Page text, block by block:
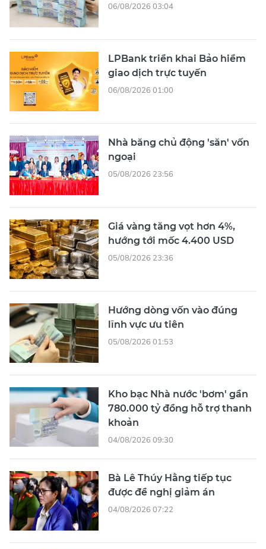
06/08/2026 03:04
LPBank triển khai Bảo hiểm
giao dịch trực tuyến
06/08/2026 01:00
Nhà băng chủ động 'săn' vốn
ngoại
05/08/2026 23:56
Giá vàng tăng vọt hơn 4%,
hướng tới mốc 4.400 USD
05/08/2026 23:36
Hướng dòng vốn vào đúng
lĩnh vực ưu tiên
05/08/2026 01:53
Kho bạc Nhà nước 'bơm' gần
780.000 tỷ đồng hỗ trợ thanh
khoản
04/08/2026 09:30
Bà Lê Thúy Hằng tiếp tục
được đề nghị giảm án
04/08/2026 07:22